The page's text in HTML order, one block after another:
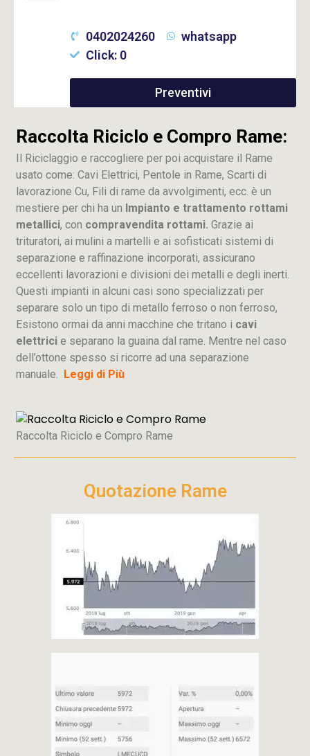
0402024260
whatsapp
Click: 0
Preventivi
Raccolta Riciclo e Compro Rame:
Il Riciclaggio e raccogliere per poi acquistare il Rame
usato come: Cavi Elettrici, Pentole in Rame, Scarti di
lavorazione Cu, Fili di rame da avvolgimenti, ecc. è un
mestiere per chi ha un Impianto e trattamento rottami
metallici, con compravendita rottami. Grazie ai
trituratori, ai mulini a martelli e ai sofisticati sistemi di
separazione e raffinazione incorporati, assicurano
eccellenti lavorazioni e divisioni dei metalli e degli inerti.
Questi impianti in alcuni casi sono specializzati per
separare solo un tipo di metallo ferroso o non ferroso,
Esistono ormai da anni macchine che tritano i cavi
elettrici e separano la guaina dal rame. Mentre nel caso
dell’ottone spesso si ricorre ad una separazione
manuale. Leggi di Più
Raccolta Riciclo e Compro Rame
Quotazione Rame